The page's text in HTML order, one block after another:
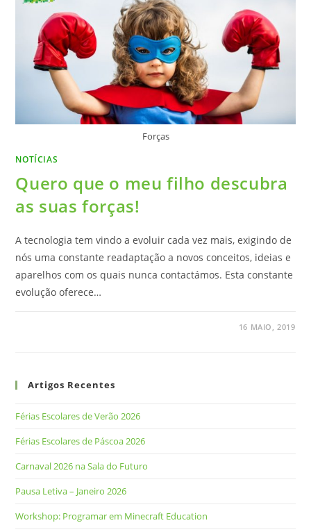
Forças
NOTÍCIAS
Quero que o meu filho descubra
as suas forças!
A tecnologia tem vindo a evoluir cada vez mais, exigindo de
nós uma constante readaptação a novos conceitos, ideias e
aparelhos com os quais nunca contactámos. Esta constante
evolução oferece…
16 MAIO, 2019
Artigos Recentes
Férias Escolares de Verão 2026
Férias Escolares de Páscoa 2026
Carnaval 2026 na Sala do Futuro
Pausa Letiva – Janeiro 2026
Workshop: Programar em Minecraft Education